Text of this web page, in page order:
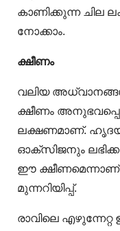
കാണിക്കുന്ന ചില
നോക്കാം.
ക്ഷീണം
വലിയ അധ്വാനങ്ങൾ
ക്ഷീണം
ലക്ഷണമാണ്.
ഓക്‌സിജനും
ഈ
മുന്നറിയിപ്പ്.
രാവിലെ